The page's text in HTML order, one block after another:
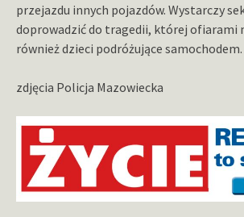
przejazdu innych pojazdów. Wystarczy
doprowadzić do tragedii, której ofiarami
również dzieci podróżujące samochodem.
zdjęcia Policja Mazowiecka